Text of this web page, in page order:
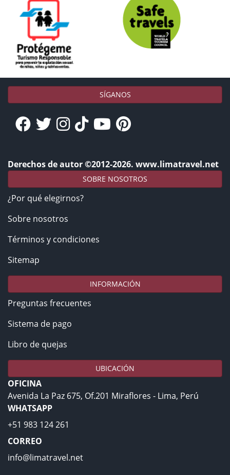
SÍGANOS
Derechos de autor ©2012-2026. www.limatravel.net
SOBRE NOSOTROS
¿Por qué elegirnos?
Sobre nosotros
Términos y condiciones
Sitemap
INFORMACIÓN
Preguntas frecuentes
Sistema de pago
Libro de quejas
UBICACIÓN
OFICINA
Avenida La Paz 675, Of.201 Miraflores - Lima, Perú
WHATSAPP
+51 983 124 261
CORREO
info@limatravel.net